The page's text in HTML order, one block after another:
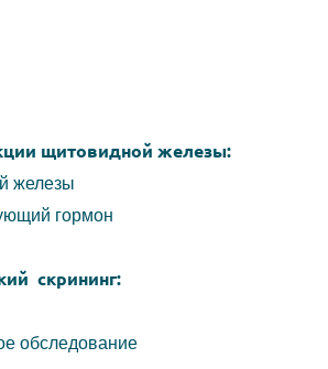
щитовидной железы:
железы
гормон
скрининг:
обследование